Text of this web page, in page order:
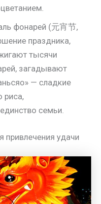
фонарей (元宵节,
праздника,
тысячи
загадывают
— сладкие
риса,
семьи.
привлечения удачи